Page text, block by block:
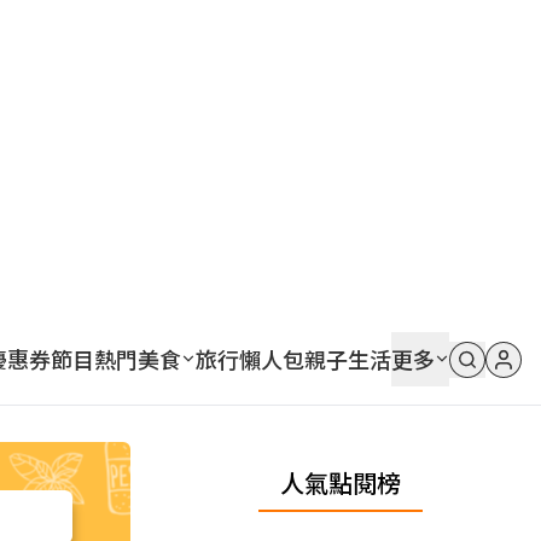
惠券節目熱門美食 旅行懶人包親子生活更多
人氣點閱榜